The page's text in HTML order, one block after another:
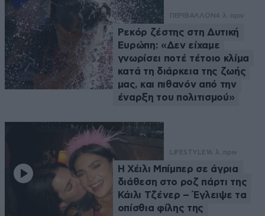
ΠΕΡΙΒΑΛΛΟΝ4 λ. πριν
Ρεκόρ ζέστης στη Δυτική
Ευρώπη: «Δεν είχαμε
γνωρίσει ποτέ τέτοιο κλίμα
κατά τη διάρκεια της ζωής
μας, και πιθανόν από την
έναρξη του πολιτισμού»
LIFESTYLE 16 λ. πριν
Η Χέιλι Μπίμπερ σε άγρια
διάθεση στο ροζ πάρτι της
Κάιλι Τζένερ – Έγλειψε τα
οπίσθια φίλης της